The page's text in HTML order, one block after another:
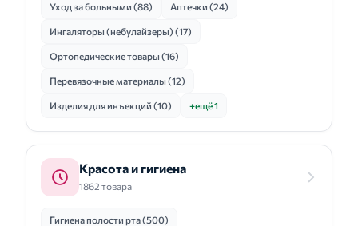
Уход за больными (88) Аптечки (24)
Ингаляторы (небулайзеры) (17)
Ортопедические товары (16)
Перевязочные материалы (12)
Изделия для инъекций (10) +ещё 1
Красота и гигиена
1862 товара
Гигиена полости рта (500)